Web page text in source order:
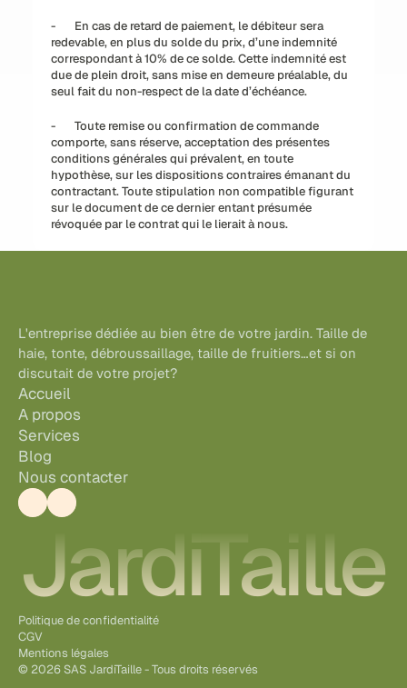
-       En cas de retard de paiement, le débiteur sera
redevable, en plus du solde du prix, d’une indemnité
correspondant à 10% de ce solde. Cette indemnité est
due de plein droit, sans mise en demeure préalable, du
seul fait du non-respect de la date d’échéance.
-       Toute remise ou confirmation de commande
comporte, sans réserve, acceptation des présentes
conditions générales qui prévalent, en toute
hypothèse, sur les dispositions contraires émanant du
contractant. Toute stipulation non compatible figurant
sur le document de ce dernier entant présumée
révoquée par le contrat qui le lierait à nous.
L'entreprise dédiée au bien être de votre jardin. Taille de
haie, tonte, débroussaillage, taille de fruitiers…et si on
discutait de votre projet?
Accueil
A propos
Services
Blog
Nous contacter
JardiTaille
Politique de confidentialité
CGV
Mentions légales
© 2026 SAS JardiTaille - Tous droits réservés